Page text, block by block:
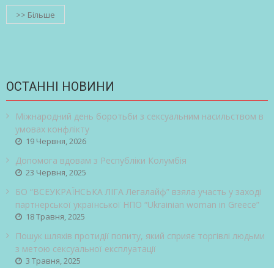
>> Більше
ОСТАННІ НОВИНИ
Міжнародний день боротьби з сексуальним насильством в
умовах конфлікту
19 Червня, 2026
Допомога вдовам з Республіки Колумбія
23 Червня, 2025
БО “ВСЕУКРАЇНСЬКА ЛІГА Легалайф” взяла участь у заході
партнерської української НПО “Ukrainian woman in Greece”
18 Травня, 2025
Пошук шляхів протидії попиту, який сприяє торгівлі людьми
з метою сексуальної експлуатації
3 Травня, 2025